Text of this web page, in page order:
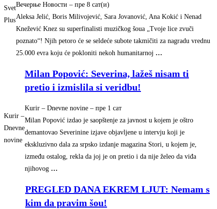
Svet
Plus
Вечерње Новости – ‎пре 8 сат(и)‎
Aleksa Jelić, Boris Milivojević, Sara Jovanović, Ana Kokić i Nenad
Knežević Knez su superfinalisti muzičkog šoua „Tvoje lice zvuči
poznato“! Njih petoro će se seldeće subote takmičiti za nagradu vrednu
25.000 evra koju će pokloniti nekoh humanitarnoj …
Kurir –
Dnevne
novine
Milan Popović: Severina, lažeš nisam ti
pretio i izmislila si veridbu!
Kurir – Dnevne novine – ‎пре 1 сат‎
Milan Popović izdao je saopštenje za javnost u kojem je oštro
demantovao Severinine izjave objavljene u intervju koji je
ekskluzivno dala za srpsko izdanje magazina Stori, u kojem je,
između ostalog, rekla da joj je on pretio i da nije želeo da viđa
njihovog …
PREGLED DANA EKREM LJUT: Nemam s
kim da pravim šou!